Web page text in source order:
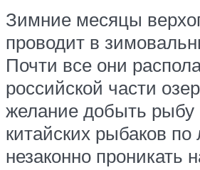
Зимние месяцы
проводит в
Почти все они
российской части
желание добыть рыбу
китайских рыбаков по
незаконно проникать